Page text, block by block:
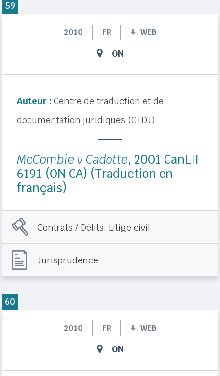
2010 FR WEB
ON
Auteur : Centre de traduction et de
documentation juridiques (CTDJ)
McCombie v Cadotte, 2001 CanLII
6191 (ON CA) (Traduction en
français)
Contrats / Délits, Litige civil
Jurisprudence
59
2010 FR WEB
ON
60